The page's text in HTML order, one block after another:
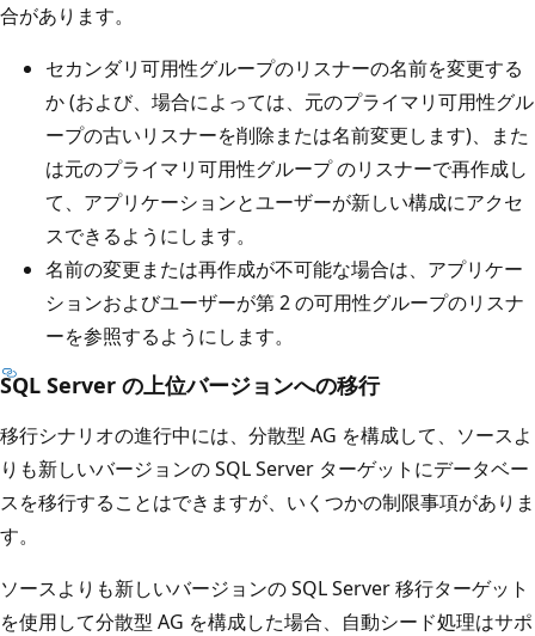
合があります。
セカンダリ可用性グループのリスナーの名前を変更する
か (および、場合によっては、元のプライマリ可用性グル
ープの古いリスナーを削除または名前変更します)、また
は元のプライマリ可用性グループ のリスナーで再作成し
て、アプリケーションとユーザーが新しい構成にアクセ
スできるようにします。
名前の変更または再作成が不可能な場合は、アプリケー
ションおよびユーザーが第 2 の可用性グループのリスナ
ーを参照するようにします。
SQL Server の上位バージョンへの移行
移行シナリオの進行中には、分散型 AG を構成して、ソースよ
りも新しいバージョンの SQL Server ターゲットにデータベー
スを移行することはできますが、いくつかの制限事項がありま
す。
ソースよりも新しいバージョンの SQL Server 移行ターゲット
を使用して分散型 AG を構成した場合、自動シード処理はサポ